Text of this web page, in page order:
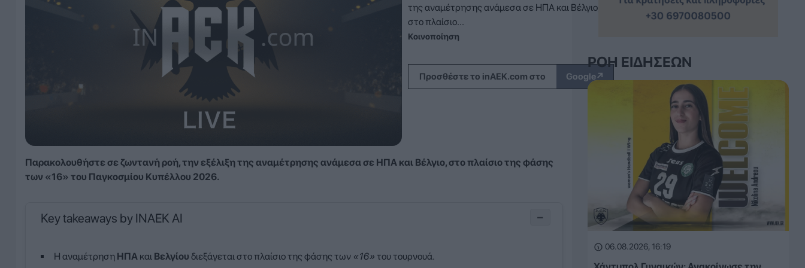
της αναμέτρησης ανάμεσα σε ΗΠΑ και Βέλγιο,
στο πλαίσιο...
Κοινοποίηση
Προσθέστε το inAEK.com στο Google↗
Παρακολουθήστε σε ζωντανή ροή, την εξέλιξη της αναμέτρησης ανάμεσα σε ΗΠΑ και Βέλγιο, στο πλαίσιο της φάσης
των «16» του Παγκοσμίου Κυπέλλου 2026.
Key takeaways by INAEK AI −
Η αναμέτρηση ΗΠΑκαι Βελγίου διεξάγεται στο πλαίσιο της φάσης των «16» του τουρνουά.
ΡΟΉ ΕΙΔΉΣΕΩΝ
06.08.2026, 16:19